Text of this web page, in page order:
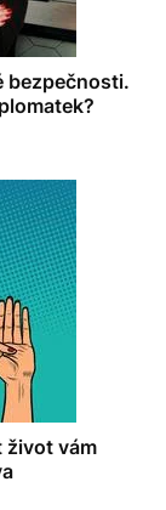
bezpečnosti.
život vám